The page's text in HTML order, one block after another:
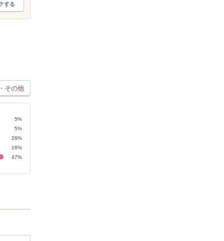
する
その他
5%
5%
26%
16%
47%